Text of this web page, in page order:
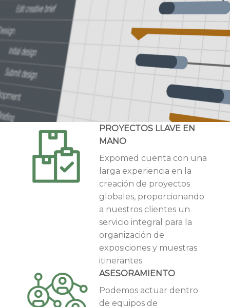
PROYECTOS LLAVE EN
MANO
Expomed cuenta con una
larga experiencia en la
creación de proyectos
globales, proporcionando
a nuestros clientes un
servicio integral para la
organización de
exposiciones y muestras
itinerantes.
ASESORAMIENTO
Podemos actuar dentro
de equipos de